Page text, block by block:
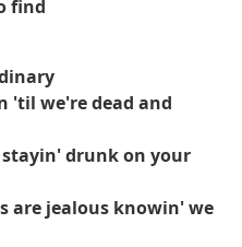
find
'til we're dead and
drunk on your
are jealous knowin' we